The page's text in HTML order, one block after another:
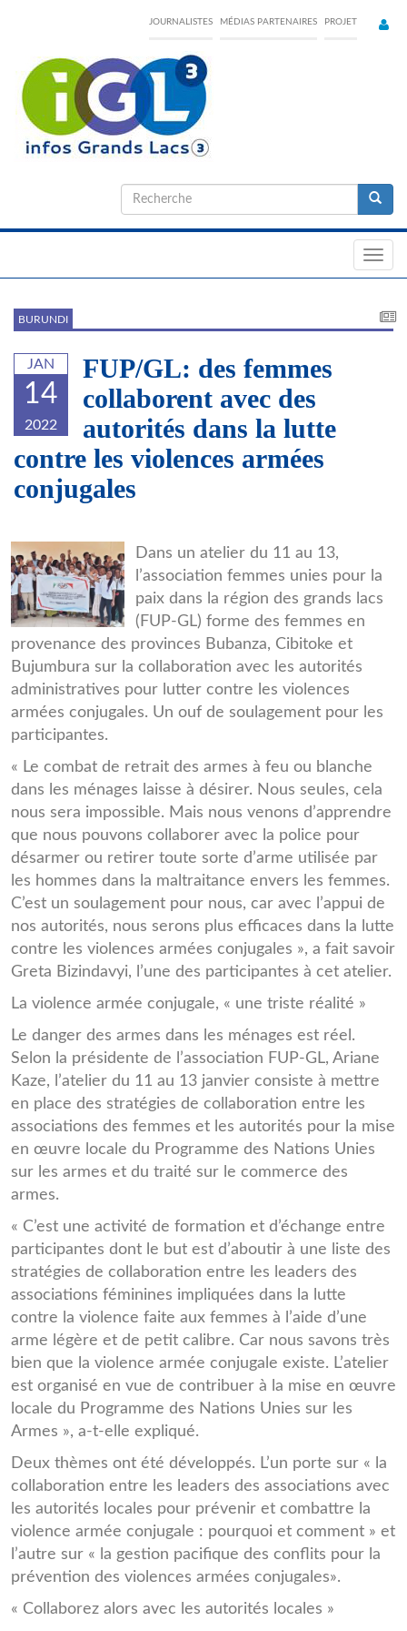
content
JOURNALISTES MÉDIAS PARTENAIRES PROJET
Formulaire
de
BURUNDI
JAN
14
2022
FUP/GL: des femmes
collaborent avec des
autorités dans la lutte
contre les violences armées
conjugales
FUP-
GL.jpg
Dans un atelier du 11 au 13,
l’association femmes unies pour la
paix dans la région des grands lacs
(FUP-GL) forme des femmes en
provenance des provinces Bubanza, Cibitoke et
Bujumbura sur la collaboration avec les autorités
administratives pour lutter contre les violences
armées conjugales. Un ouf de soulagement pour les
participantes.
« Le combat de retrait des armes à feu ou blanche
dans les ménages laisse à désirer. Nous seules, cela
nous sera impossible. Mais nous venons d’apprendre
que nous pouvons collaborer avec la police pour
désarmer ou retirer toute sorte d’arme utilisée par
les hommes dans la maltraitance envers les femmes.
C’est un soulagement pour nous, car avec l’appui de
nos autorités, nous serons plus efficaces dans la lutte
contre les violences armées conjugales », a fait savoir
Greta Bizindavyi, l’une des participantes à cet atelier.
La violence armée conjugale, « une triste réalité »
Le danger des armes dans les ménages est réel.
Selon la présidente de l’association FUP-GL, Ariane
Kaze, l’atelier du 11 au 13 janvier consiste à mettre
en place des stratégies de collaboration entre les
associations des femmes et les autorités pour la mise
en œuvre locale du Programme des Nations Unies
sur les armes et du traité sur le commerce des
armes.
« C’est une activité de formation et d’échange entre
participantes dont le but est d’aboutir à une liste des
stratégies de collaboration entre les leaders des
associations féminines impliquées dans la lutte
contre la violence faite aux femmes à l’aide d’une
arme légère et de petit calibre. Car nous savons très
bien que la violence armée conjugale existe. L’atelier
est organisé en vue de contribuer à la mise en œuvre
locale du Programme des Nations Unies sur les
Armes », a-t-elle expliqué.
Deux thèmes ont été développés. L’un porte sur « la
collaboration entre les leaders des associations avec
les autorités locales pour prévenir et combattre la
violence armée conjugale : pourquoi et comment » et
l’autre sur « la gestion pacifique des conflits pour la
prévention des violences armées conjugales».
« Collaborez alors avec les autorités locales »